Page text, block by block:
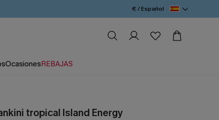
€ / Español
OcasionesREBAJAS
tropical Island Energy